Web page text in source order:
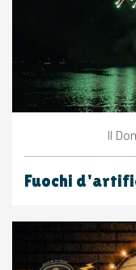
Il
Fuochi